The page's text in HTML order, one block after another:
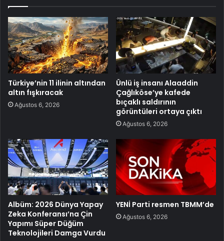
Türkiye’nin 11 ilinin altından
altın fışkıracak
Ağustos 6, 2026
Ünlü iş insanı Alaaddin
Çağlıköse’ye kafede
bıçaklı saldırının
görüntüleri ortaya çıktı
Ağustos 6, 2026
Albüm: 2026 Dünya Yapay
Zeka Konferansı’na Çin
Yapımı Süper Düğüm
Teknolojileri Damga Vurdu
YENİ Parti resmen TBMM’de
Ağustos 6, 2026